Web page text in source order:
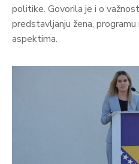
politike. Govorila je i o
predstavljanju žena,
aspektima.